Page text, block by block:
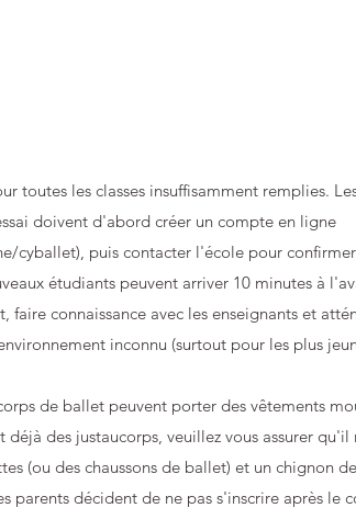
toutes les classes insuffisamment remplies.
doivent d'abord créer un compte en ligne
cyballet), puis contacter l'école pour
étudiants peuvent arriver 10 minutes à
faire connaissance avec les enseignants et
inconnu (surtout pour les plus
de ballet peuvent porter des vêtements
des justaucorps, veuillez vous assurer qu'il
(ou des chaussons de ballet) et un chignon
parents décident de ne pas s'inscrire après le